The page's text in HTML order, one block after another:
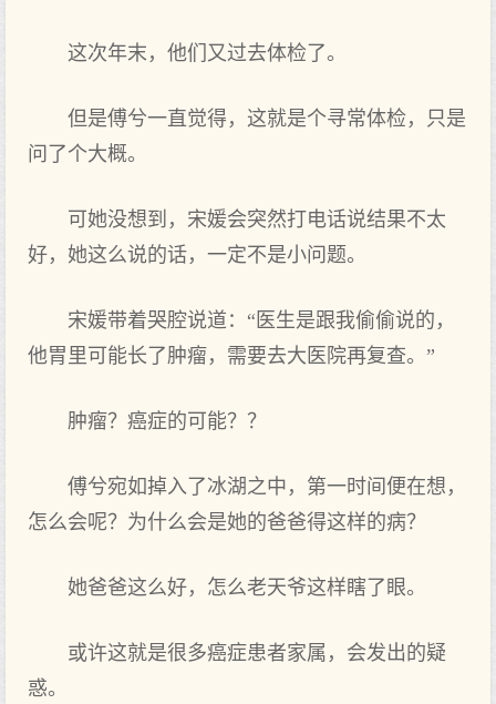
这次年末，他们又过去体检了。
但是傅兮一直觉得，这就是个寻常体检，只是
问了个大概。
可她没想到，宋媛会突然打电话说结果不太
好，她这么说的话，一定不是小问题。
宋媛带着哭腔说道：“医生是跟我偷偷说的，
他胃里可能长了肿瘤，需要去大医院再复查。”
肿瘤？癌症的可能？？
傅兮宛如掉入了冰湖之中，第一时间便在想，
怎么会呢？为什么会是她的爸爸得这样的病？
她爸爸这么好，怎么老天爷这样瞎了眼。
或许这就是很多癌症患者家属，会发出的疑
惑。